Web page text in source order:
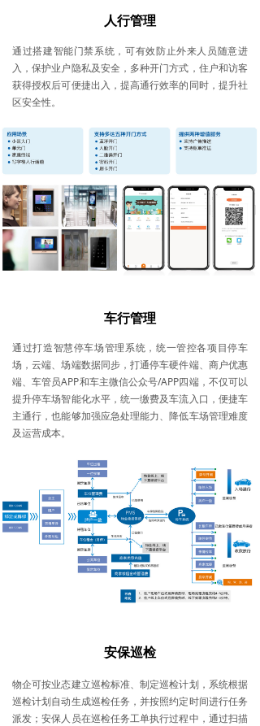
人行管理
通过搭建智能门禁系统，可有效防止外来人员随意进
入，保护业户隐私及安全，多种开门方式，住户和访客
获得授权后可便捷出入，提高通行效率的同时，提升社
区安全性。
车行管理
通过打造智慧停车场管理系统，统一管控各项目停车
场，云端、场端数据同步，打通停车硬件端、商户优惠
端、车管员APP和车主微信公众号/APP四端，不仅可以
提升停车场智能化水平，统一缴费及车流入口，便捷车
主通行，也能够加强应急处理能力、降低车场管理难度
及运营成本。
安保巡检
物企可按业态建立巡检标准、制定巡检计划，系统根据
巡检计划自动生成巡检任务，并按照约定时间进行任务
派发；安保人员在巡检任务工单执行过程中，通过扫描